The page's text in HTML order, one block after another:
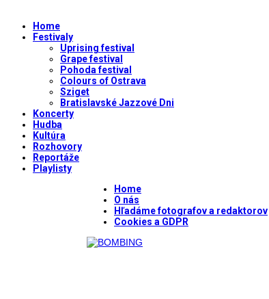
Home
Festivaly
Uprising festival
Grape festival
Pohoda festival
Colours of Ostrava
Sziget
Bratislavské Jazzové Dni
Koncerty
Hudba
Kultúra
Rozhovory
Reportáže
Playlisty
Home
O nás
Hľadáme fotografov a redaktorov
Cookies a GDPR